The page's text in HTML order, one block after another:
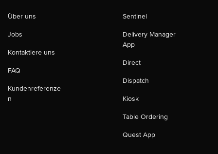
Über uns
Jobs
Kontaktiere uns
FAQ
Kundenreferenze
n
Sentinel
Delivery Manager
App
Direct
Dispatch
Kiosk
Table Ordering
Quest App